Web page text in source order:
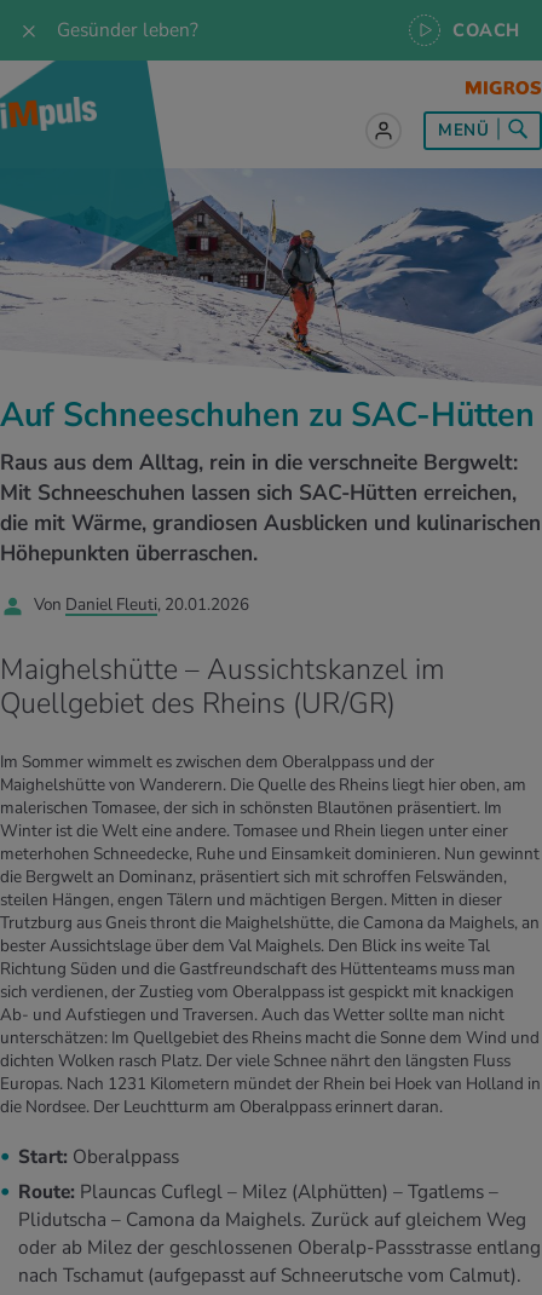
Gesünder leben? COACH
zum Thema Ernährung
Essen
THEMEN IM BEREICH ERNÄHRUNG
BMI berechnen
Personal Health Coaching
zum Thema Bewegung
& Outdoor
& Biken
THEMEN IM BEREICH BEWEGUNG
Kalorienverbrauch berechnen
Personal Health Coaching
zum Thema Entspannung
im Alltag
Life Balance
THEMEN IM BEREICH ENTSPANNUNG
Glücklich sein
Personal Health Coaching
zum Thema Medizin
Wissen
THEMEN IM BEREICH MEDIZIN
Mund- & Zahnpflege
Personal Health Coaching
zum Thema Services
iMpuls
THEMEN IM BEREICH SERVICES
Tools, Test & Quizze
MENÜ
Auf Schneeschuhen zu SAC-Hütten
Raus aus dem Alltag, rein in die verschneite Bergwelt:
Mit Schneeschuhen lassen sich SAC-Hütten erreichen,
die mit Wärme, grandiosen Ausblicken und kulinarischen
Höhepunkten überraschen.
Von Daniel Fleuti, 20.01.2026
Maighelshütte – Aussichtskanzel im
Quellgebiet des Rheins (UR/GR)
Im Sommer wimmelt es zwischen dem Oberalppass und der
Maighelshütte von Wanderern. Die Quelle des Rheins liegt hier oben, am
malerischen Tomasee, der sich in schönsten Blautönen präsentiert. Im
Winter ist die Welt eine andere. Tomasee und Rhein liegen unter einer
meterhohen Schneedecke, Ruhe und Einsamkeit dominieren. Nun gewinnt
die Bergwelt an Dominanz, präsentiert sich mit schroffen Felswänden,
steilen Hängen, engen Tälern und mächtigen Bergen. Mitten in dieser
Trutzburg aus Gneis thront die Maighelshütte, die Camona da Maighels, an
bester Aussichtslage über dem Val Maighels. Den Blick ins weite Tal
Richtung Süden und die Gastfreundschaft des Hüttenteams muss man
sich verdienen, der Zustieg vom Oberalppass ist gespickt mit knackigen
Ab- und Aufstiegen und Traversen. Auch das Wetter sollte man nicht
unterschätzen: Im Quellgebiet des Rheins macht die Sonne dem Wind und
dichten Wolken rasch Platz. Der viele Schnee nährt den längsten Fluss
Europas. Nach 1231 Kilometern mündet der Rhein bei Hoek van Holland in
die Nordsee. Der Leuchtturm am Oberalppass erinnert daran.
Start: Oberalppass
Route: Plauncas Cuflegl – Milez (Alphütten) – Tgatlems –
Plidutscha – Camona da Maighels. Zurück auf gleichem Weg
oder ab Milez der geschlossenen Oberalp-Passstrasse entlang
nach Tschamut (aufgepasst auf Schneerutsche vom Calmut).